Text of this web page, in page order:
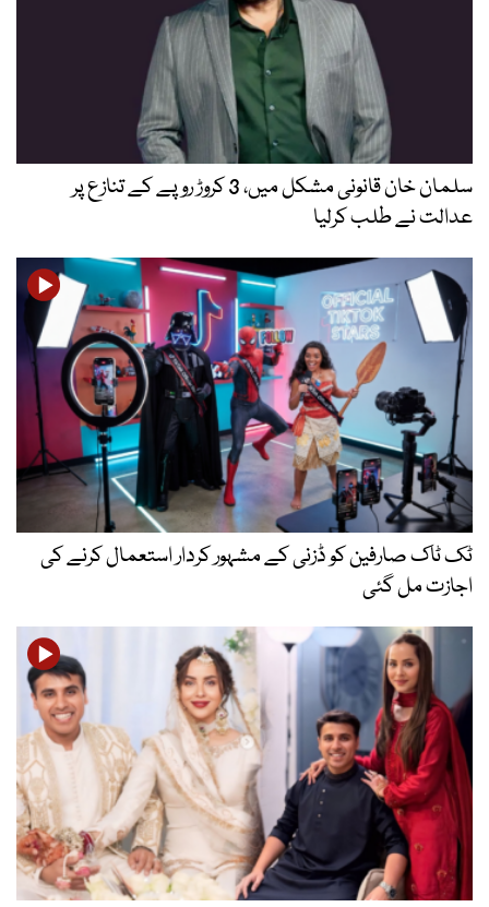
سلمان خان قانونی مشکل میں، 3 کروڑ روپے کے تنازع پر
عدالت نے طلب کرلیا
ٹک ٹاک صارفین کو ڈزنی کے مشہور کردار استعمال کرنے کی
اجازت مل گئی